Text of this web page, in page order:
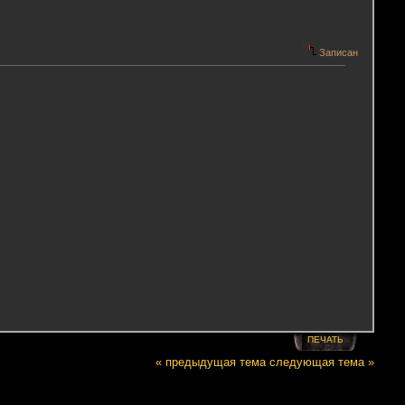
Записан
ПЕЧАТЬ
« предыдущая тема следующая тема »